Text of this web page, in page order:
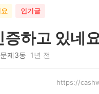
인기글
증하고 있네
제3동 1년 전
https://